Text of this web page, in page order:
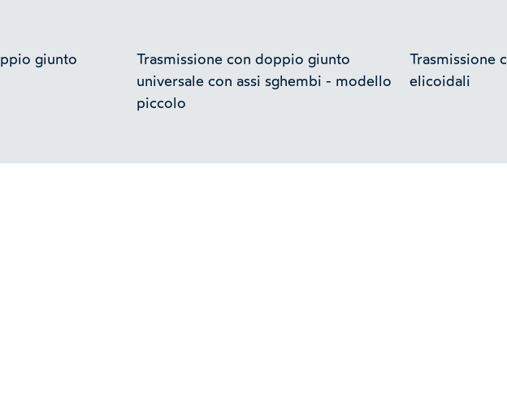
giunto
Trasmissione con doppio giunto
universale con assi sghembi - modello
piccolo
Trasmissione
elicoidali